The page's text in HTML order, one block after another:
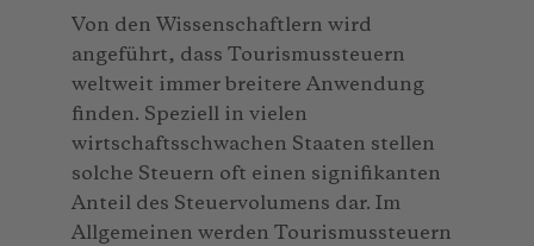
Von den Wissenschaftlern wird
angeführt, dass Tourismussteuern
weltweit immer breitere Anwendung
finden. Speziell in vielen
wirtschaftsschwachen Staaten stellen
solche Steuern oft einen signifikanten
Anteil des Steuervolumens dar. Im
Allgemeinen werden Tourismussteuern